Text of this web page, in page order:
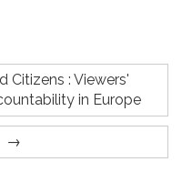
Citizens : Viewers'
in Europe